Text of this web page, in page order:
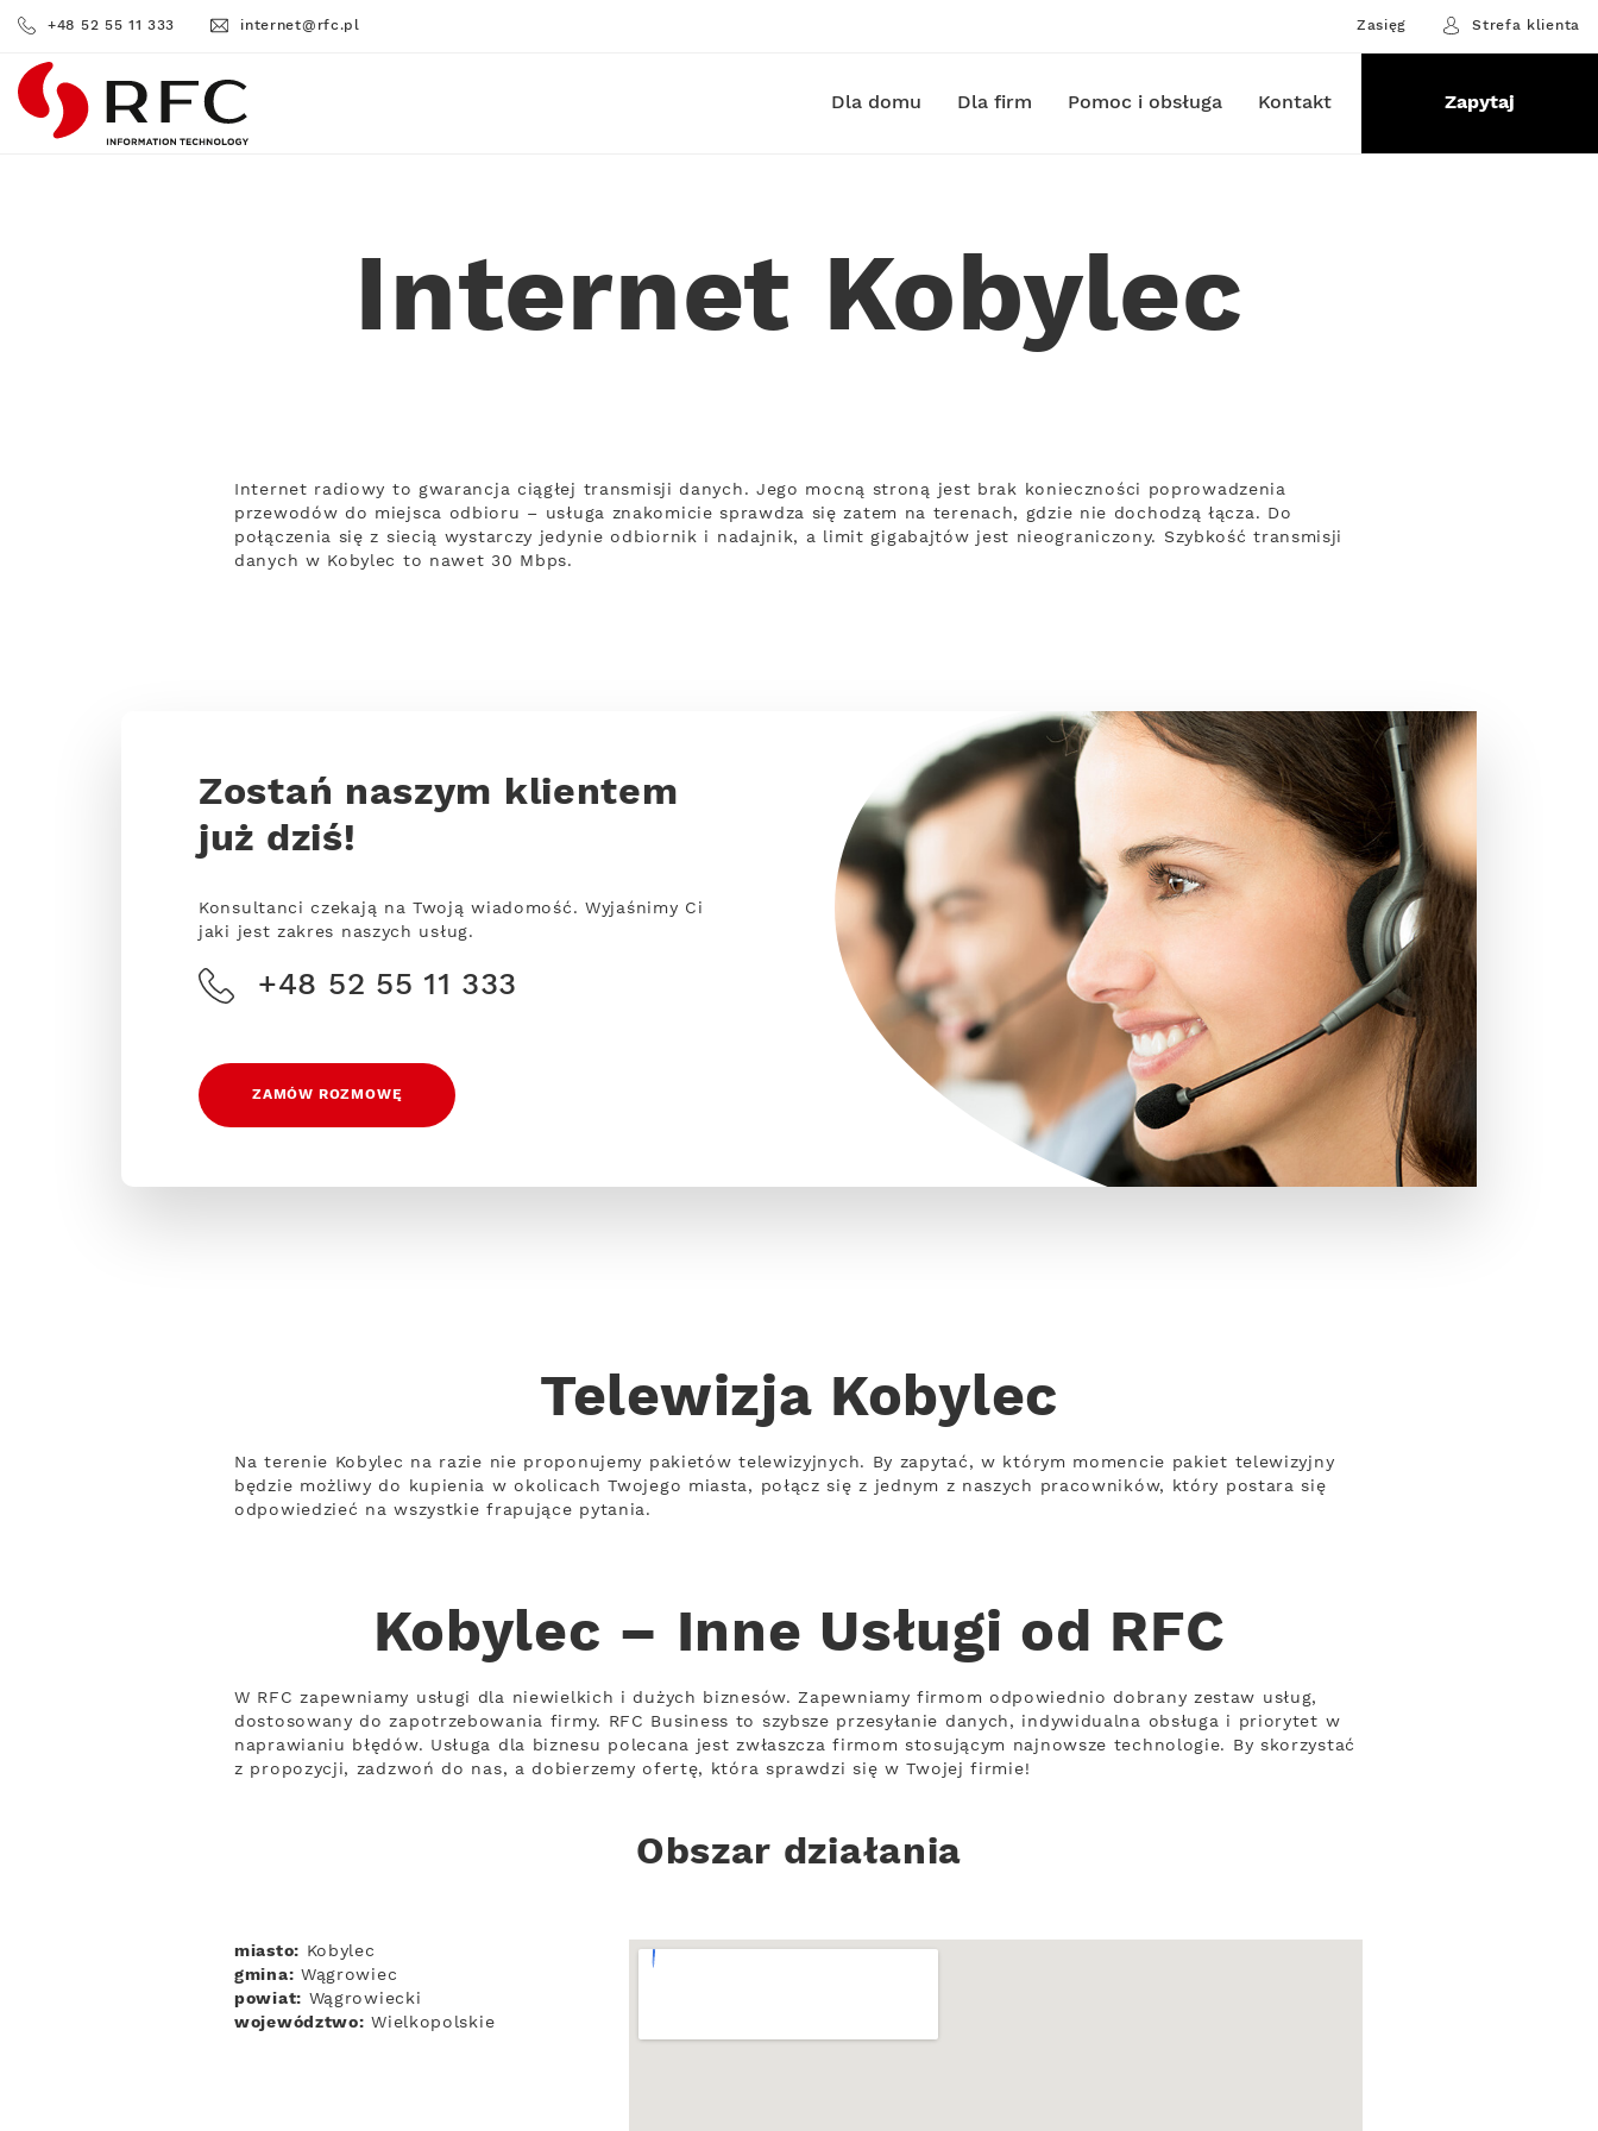
+48 52 55 11 333 internet@rfc.pl Zasięg Strefa klienta
RFC Dla domu Dla firm Pomoc i obsługa Kontakt Zapytaj
Internet Kobylec
Internet radiowy to gwarancja ciągłej transmisji danych. Jego mocną stroną jest brak konieczności poprowadzenia
przewodów do miejsca odbioru – usługa znakomicie sprawdza się zatem na terenach, gdzie nie dochodzą łącza. Do
połączenia się z siecią wystarczy jedynie odbiornik i nadajnik, a limit gigabajtów jest nieograniczony. Szybkość transmisji
danych w Kobylec to nawet 30 Mbps.
Zostań naszym klientem
już dziś!
Konsultanci czekają na Twoją wiadomość. Wyjaśnimy Ci
jaki jest zakres naszych usług.
+48 52 55 11 333
ZAMÓW ROZMOWĘ
Telewizja Kobylec
Na terenie Kobylec na razie nie proponujemy pakietów telewizyjnych. By zapytać, w którym momencie pakiet telewizyjny
będzie możliwy do kupienia w okolicach Twojego miasta, połącz się z jednym z naszych pracowników, który postara się
odpowiedzieć na wszystkie frapujące pytania.
Kobylec – Inne Usługi od RFC
W RFC zapewniamy usługi dla niewielkich i dużych biznesów. Zapewniamy firmom odpowiednio dobrany zestaw usług,
dostosowany do zapotrzebowania firmy. RFC Business to szybsze przesyłanie danych, indywidualna obsługa i priorytet w
naprawianiu błędów. Usługa dla biznesu polecana jest zwłaszcza firmom stosującym najnowsze technologie. By skorzystać
z propozycji, zadzwoń do nas, a dobierzemy ofertę, która sprawdzi się w Twojej firmie!
Obszar działania
miasto: Kobylec
gmina: Wągrowiec
powiat: Wągrowiecki
województwo: Wielkopolskie